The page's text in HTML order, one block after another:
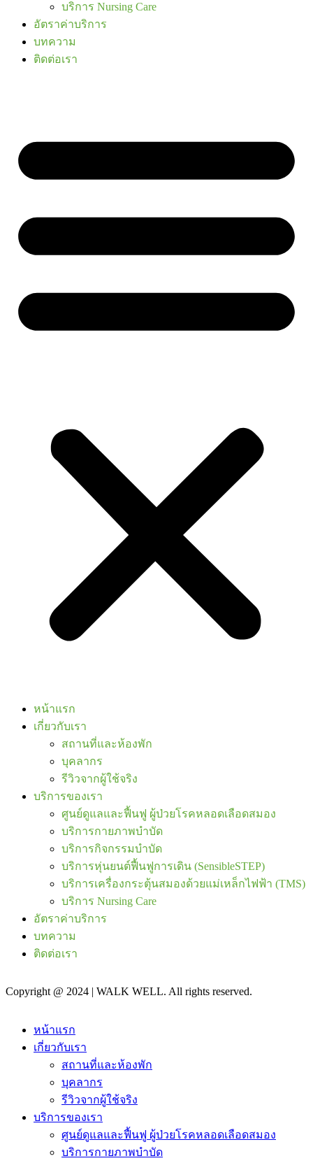
บริการ Nursing Care
อัตราค่าบริการ
บทความ
ติดต่อเรา
หน้าแรก
เกี่ยวกับเรา
สถานที่และห้องพัก
บุคลากร
รีวิวจากผู้ใช้จริง
บริการของเรา
ศูนย์ดูแลและฟื้นฟู ผู้ป่วยโรคหลอดเลือดสมอง
บริการกายภาพบำบัด
บริการกิจกรรมบำบัด
บริการหุ่นยนต์ฟื้นฟูการเดิน (SensibleSTEP)
บริการเครื่องกระตุ้นสมองด้วยแม่เหล็กไฟฟ้า (TMS)
บริการ Nursing Care
อัตราค่าบริการ
บทความ
ติดต่อเรา
Copyright @ 2024 | WALK WELL. All rights reserved.
หน้าแรก
เกี่ยวกับเรา
สถานที่และห้องพัก
บุคลากร
รีวิวจากผู้ใช้จริง
บริการของเรา
ศูนย์ดูแลและฟื้นฟู ผู้ป่วยโรคหลอดเลือดสมอง
บริการกายภาพบำบัด